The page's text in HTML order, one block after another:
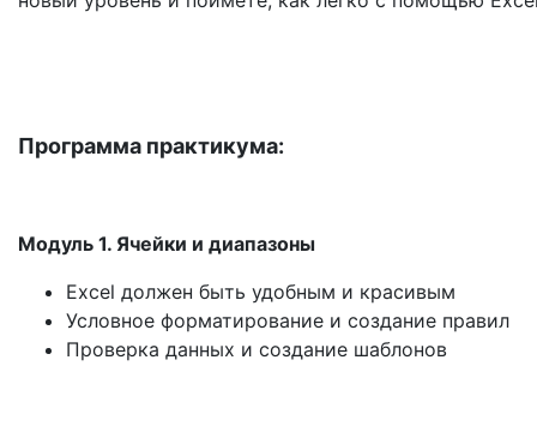
Программа практикума:
Модуль 1. Ячейки и диапазоны
Excel должен быть удобным и красивым
Условное форматирование и создание правил
Проверка данных и создание шаблонов